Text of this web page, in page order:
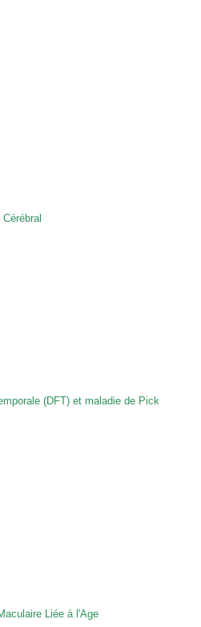
(DFT) et maladie de Pick
Liée à l'Age